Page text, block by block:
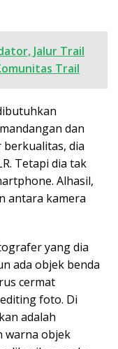
Jalur Trail
Trail
dan
dia
Tetapi dia tak
Alhasil,
antara kamera
yang dia
ada objek benda
cermat
foto. Di
adalah
warna objek